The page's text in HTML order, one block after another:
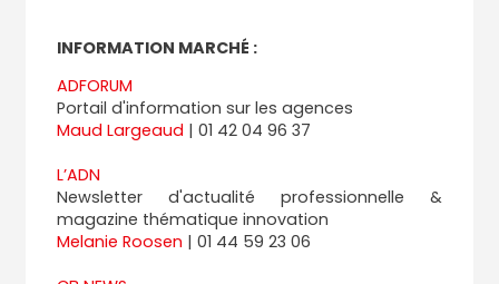
INFORMATION MARCHÉ :
ADFORUM
Portail d'information sur les agences
Maud Largeaud | 01 42 04 96 37
L’ADN
Newsletter d'actualité professionnelle &
magazine thématique innovation
Melanie Roosen | 01 44 59 23 06